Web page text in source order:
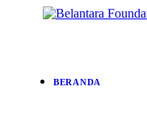
BERANDA